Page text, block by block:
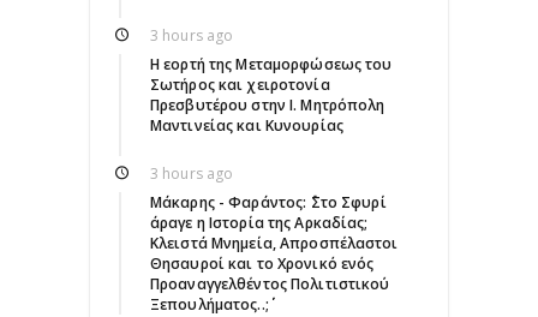
3 hours ago
Η εορτή της Μεταμορφώσεως του
Σωτήρος και χειροτονία
Πρεσβυτέρου στην Ι. Μητρόπολη
Μαντινείας και Κυνουρίας
3 hours ago
Μάκαρης - Φαράντος: ΄΄Στο Σφυρί
άραγε η Ιστορία της Αρκαδίας;
Κλειστά Μνημεία, Απροσπέλαστοι
Θησαυροί και το Χρονικό ενός
Προαναγγελθέντος Πολιτιστικού
Ξεπουλήματος..;΄΄